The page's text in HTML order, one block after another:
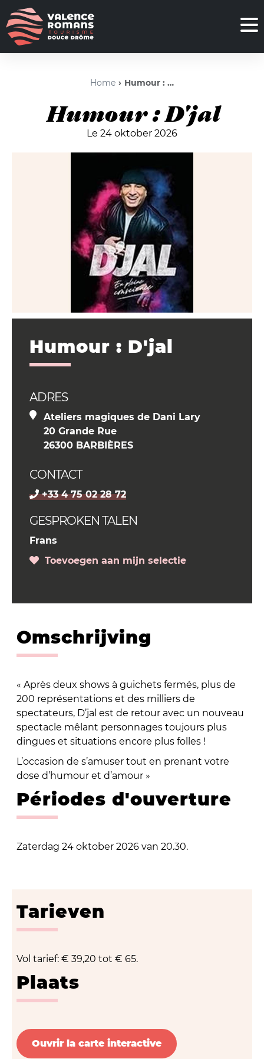
Home Humour : D'jal
Humour : D'jal
Le 24 oktober 2026
Humour : D'jal
ADRES
Ateliers magiques de Dani Lary
20 Grande Rue
26300 BARBIÈRES
CONTACT
+33 4 75 02 28 72
GESPROKEN TALEN
Frans
Toevoegen aan mijn selectie
Omschrijving
« Après deux shows à guichets fermés, plus de
200 représentations et des milliers de
spectateurs, D’jal est de retour avec un nouveau
spectacle mêlant personnages toujours plus
dingues et situations encore plus folles !
L’occasion de s’amuser tout en prenant votre
dose d’humour et d’amour »
Périodes d'ouverture
Zaterdag 24 oktober 2026 van 20.30.
Tarieven
Vol tarief: € 39,20 tot € 65.
Plaats
Ouvrir la carte interactive